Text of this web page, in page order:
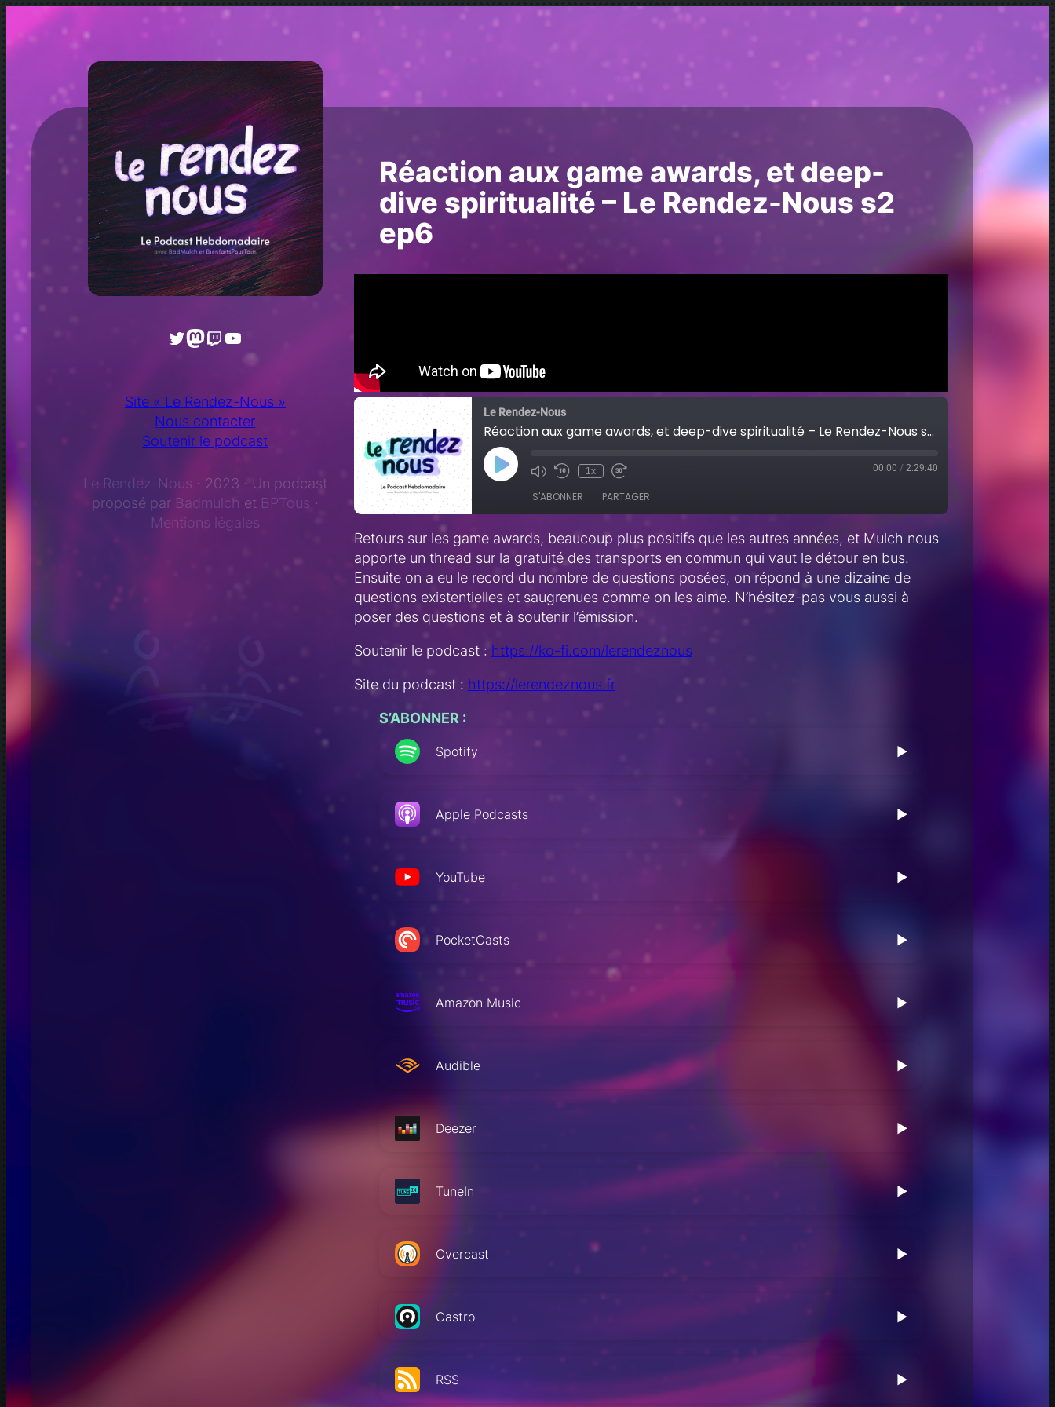
Twitter Mastodon Twitch YouTube
Site « Le Rendez-Nous »
Nous contacter
Soutenir le podcast
Le Rendez-Nous ⋅ 2023 ⋅ Un podcast
proposé par Badmulch et BPTous ⋅
Mentions légales
Réaction aux game awards, et deep-
dive spiritualité – Le Rendez-Nous s2
ep6
Le Rendez-Nous
Réaction aux game awards, et deep-dive spiritualité – Le Rendez-Nous s2 ep6
P
l
E
i
s
o
d
M
t
e
U
n
m
t
e
E
p
o
R
w
i
d
1
0
S
e
c
o
n
1x
F
s
t
o
r
w
r
d
3
0
c
00:00 / 2:29:40
Amazon Audible Apple Podcasts
Google Podcasts
Overcast PocketCasts RSS
Spotify
RSS FEED
SHARE
LINK
EMBED
Retours sur les game awards, beaucoup plus positifs que les autres années, et Mulch nous
apporte un thread sur la gratuité des transports en commun qui vaut le détour en bus.
Ensuite on a eu le record du nombre de questions posées, on répond à une dizaine de
questions existentielles et saugrenues comme on les aime. N’hésitez-pas vous aussi à
poser des questions et à soutenir l’émission.
Soutenir le podcast : https://ko-fi.com/lerendeznous
Site du podcast : https://lerendeznous.fr
S’ABONNER :
Spotify
Apple Podcasts
YouTube
PocketCasts
Amazon Music
Audible
Deezer
TuneIn
Overcast
Castro
RSS